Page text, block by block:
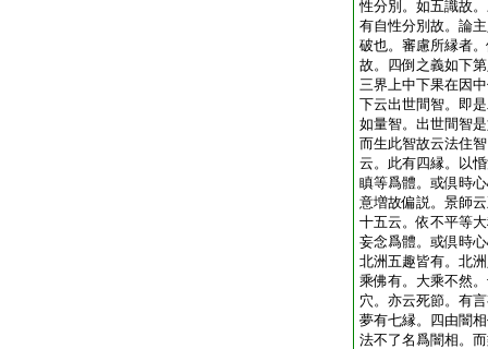
性分別。如五識故
有自性分別故。論
破也。審慮所縁者
故。四倒之義如下
三界上中下果在因
下云出世間智。即
如量智。出世間智
而生此智故云法住
云。此有四縁。以
瞋等爲體。或倶時
意増故偏説。景師
十五云。依不平等
妄念爲體。或倶時
北洲五趣皆有。北
乘佛有。大乘不然
穴。亦云死節。有
夢有七縁。四由闇
法不了名爲闇相。